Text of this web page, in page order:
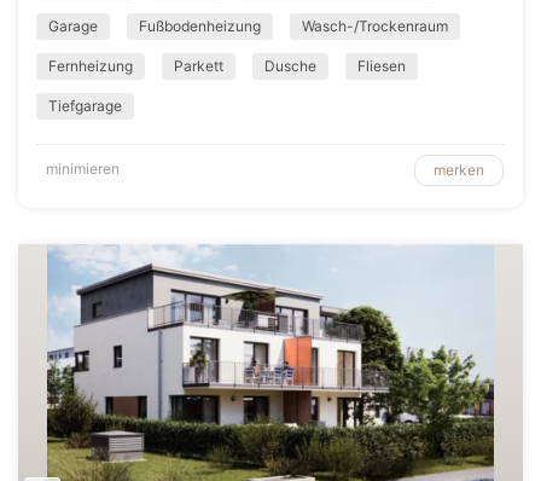
Garage Fußbodenheizung Wasch-/Trockenraum
Fernheizung Parkett Dusche Fliesen
Tiefgarage
minimieren merken